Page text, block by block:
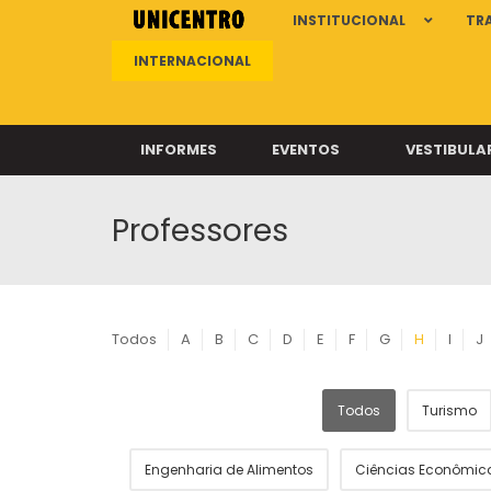
INSTITUCIONAL
INTERNACIONAL
INFORMES EVENTOS
Professores
Todos A B C D E F G H I J
Todos Turismo
Engenharia de Alimentos Ciências